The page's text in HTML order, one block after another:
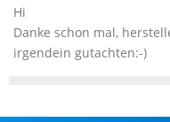
Hi
Danke schon mal,
irgendein gutachten:-)